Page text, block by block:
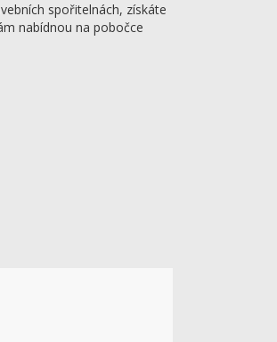
spořitelnách, získáte
nabídnou na pobočce